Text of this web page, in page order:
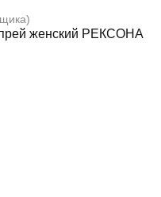
женский РЕКСОНА